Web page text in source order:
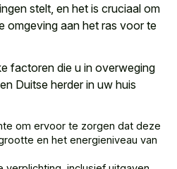
stelt, en het is cruciaal om
omgeving aan het ras voor te
factoren die u in overweging
Duitse herder in uw huis
om ervoor te zorgen dat deze
en het energieniveau van